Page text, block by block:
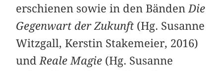
erschienen sowie in den BändenDie
Gegenwart der Zukunft (Hg. Susanne
Witzgall, Kerstin Stakemeier, 2016)
undReale Magie (Hg. Susanne